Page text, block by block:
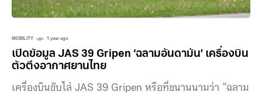
MOBILITY 1 year ago
เปิดข้อมูล JAS 39 Gripen ‘ฉลามอันดามัน’ เครื่องบิน
ตัวตึงอากาศยานไทย
เครื่องบินขับไล่ JAS 39 Gripen หรือที่ขนานนามว่า “ฉลาม